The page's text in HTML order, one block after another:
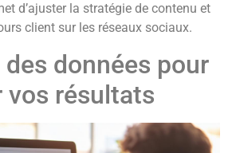
d’ajuster la stratégie de contenu et
client sur les réseaux sociaux.
des données pour
vos résultats